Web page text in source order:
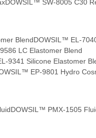
DOWSIL™ SW-8005 C30
BlendDOWSIL™ EL-
LC Elastomer Blend
9341 Silicone Elastomer
EP-9801 Hydro
DOWSIL™ PMX-1505